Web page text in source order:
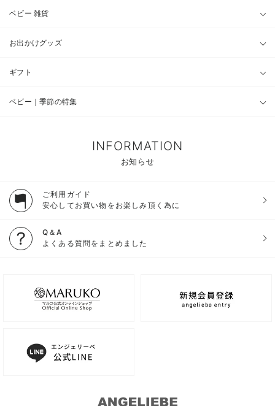
ベビー 雑貨
お出かけグッズ
ギフト
ベビー｜季節の特集
INFORMATION
お知らせ
ご利用ガイド
安心してお買い物をお楽しみ頂く為に
Q＆A
よくある質問をまとめました